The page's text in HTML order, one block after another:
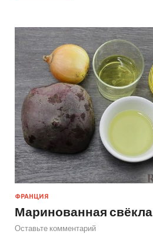
ФРАНЦИЯ
Маринованная свёкла
Оставьте комментарий